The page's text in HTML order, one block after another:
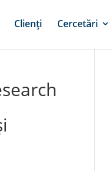
Clienți Cercetări